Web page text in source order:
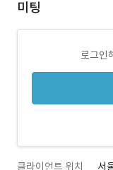
미팅
로그인
클라이언트 위치 서